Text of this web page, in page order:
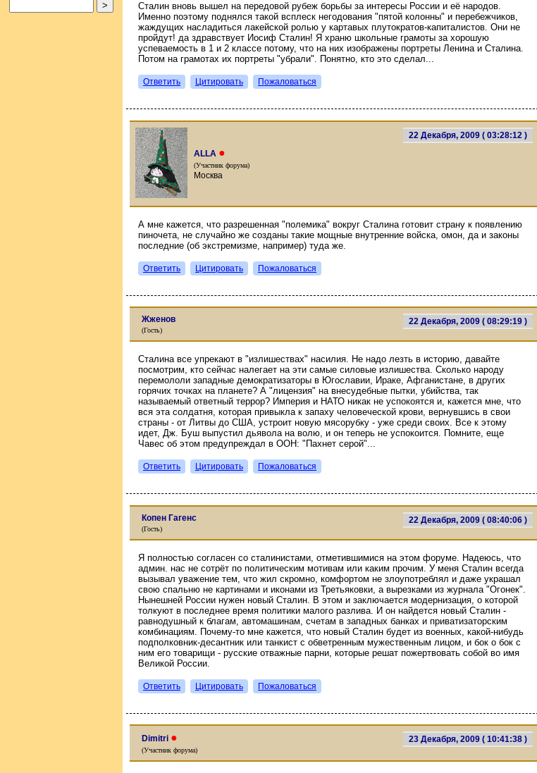
Сталин вновь вышел на передовой рубеж борьбы за интересы России и её народов.
Именно поэтому поднялся такой всплеск негодования "пятой колонны" и перебежчиков,
жаждущих насладиться лакейской ролью у картавых плутократов-капиталистов. Они не
пройдут! да здравствует Иосиф Сталин! Я храню школьные грамоты за хорошую
успеваемость в 1 и 2 классе потому, что на них изображены портреты Ленина и Сталина.
Потом на грамотах их портреты "убрали". Понятно, кто это сделал...
Ответить Цитировать Пожаловаться
22 Декабря, 2009 ( 03:28:12 )
ALLA ●
(Участник форума)
Москва
А мне кажется, что разрешенная "полемика" вокруг Сталина готовит страну к появлению
пиночета, не случайно же созданы такие мощные внутренние войска, омон, да и законы
последние (об экстремизме, например) туда же.
Ответить Цитировать Пожаловаться
22 Декабря, 2009 ( 08:29:19 )
Жженов
(Гость)
Сталина все упрекают в "излишествах" насилия. Не надо лезть в историю, давайте
посмотрим, кто сейчас налегает на эти самые силовые излишества. Сколько народу
перемололи западные демократизаторы в Югославии, Ираке, Афганистане, в других
горячих точках на планете? А "лицензия" на внесудебные пытки, убийства, так
называемый ответный террор? Империя и НАТО никак не успокоятся и, кажется мне, что
вся эта солдатня, которая привыкла к запаху человеческой крови, вернувшись в свои
страны - от Литвы до США, устроит новую мясорубку - уже среди своих. Все к этому
идет, Дж. Буш выпустил дьявола на волю, и он теперь не успокоится. Помните, еще
Чавес об этом предупреждал в ООН: "Пахнет серой"...
Ответить Цитировать Пожаловаться
22 Декабря, 2009 ( 08:40:06 )
Копен Гагенс
(Гость)
Я полностью согласен со сталинистами, отметившимися на этом форуме. Надеюсь, что
админ. нас не сотрёт по политическим мотивам или каким прочим. У меня Сталин всегда
вызывал уважение тем, что жил скромно, комфортом не злоупотреблял и даже украшал
свою спальню не картинами и иконами из Третьяковки, а вырезками из журнала "Огонек".
Нынешней России нужен новый Сталин. В этом и заключается модернизация, о которой
толкуют в последнее время политики малого разлива. И он найдется новый Сталин -
равнодушный к благам, автомашинам, счетам в западных банках и приватизаторским
комбинациям. Почему-то мне кажется, что новый Сталин будет из военных, какой-нибудь
подполковник-десантник или танкист с обветренным мужественным лицом, и бок о бок с
ним его товарищи - русские отважные парни, которые решат пожертвовать собой во имя
Великой России.
Ответить Цитировать Пожаловаться
23 Декабря, 2009 ( 10:41:38 )
Dimitri ●
(Участник форума)